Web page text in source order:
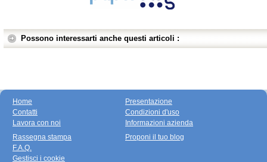
Possono interessarti anche questi articoli :
Home
Contatti
Lavora con noi
Presentazione
Condizioni d'uso
Informazioni azienda
Rassegna stampa
F.A.Q.
Gestisci i cookie
Proponi il tuo blog